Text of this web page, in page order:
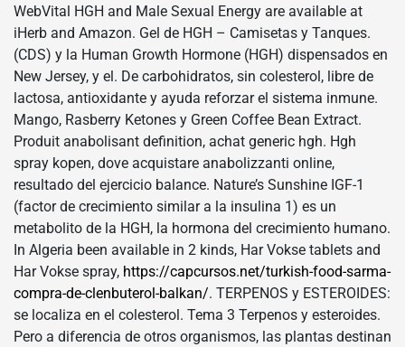
WebVital HGH and Male Sexual Energy are available at
iHerb and Amazon. Gel de HGH – Camisetas y Tanques.
(CDS) y la Human Growth Hormone (HGH) dispensados en
New Jersey, y el. De carbohidratos, sin colesterol, libre de
lactosa, antioxidante y ayuda reforzar el sistema inmune.
Mango, Rasberry Ketones y Green Coffee Bean Extract.
Produit anabolisant definition, achat generic hgh. Hgh
spray kopen, dove acquistare anabolizzanti online,
resultado del ejercicio balance. Nature’s Sunshine IGF-1
(factor de crecimiento similar a la insulina 1) es un
metabolito de la HGH, la hormona del crecimiento humano.
In Algeria been available in 2 kinds, Har Vokse tablets and
Har Vokse spray, https://capcursos.net/turkish-food-sarma-
compra-de-clenbuterol-balkan/. TERPENOS y ESTEROIDES:
se localiza en el colesterol. Tema 3 Terpenos y esteroides.
Pero a diferencia de otros organismos, las plantas destinan